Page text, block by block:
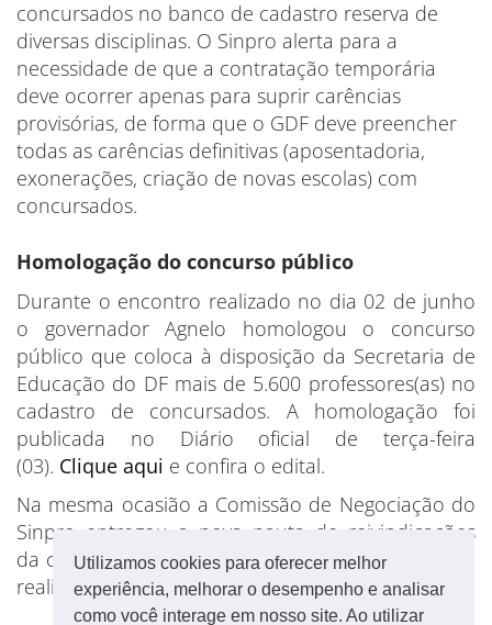
Utilizamos cookies para oferecer melhor
experiência, melhorar o desempenho e analisar
como você interage em nosso site. Ao utilizar
concursados no banco de cadastro reserva de
diversas disciplinas. O Sinpro alerta para a
necessidade de que a contratação temporária
deve ocorrer apenas para suprir carências
provisórias, de forma que o GDF deve preencher
todas as carências definitivas (aposentadoria,
exonerações, criação de novas escolas) com
concursados.
Homologação do concurso público
Durante o encontro realizado no dia 02 de junho
o governador Agnelo homologou o concurso
público que coloca à disposição da Secretaria de
Educação do DF mais de 5.600 professores(as) no
cadastro de concursados. A homologação foi
publicada no Diário oficial de terça-feira
(03). Clique aqui e confira o edital.
Na mesma ocasião a Comissão de Negociação do
Sinpro entregou a nova pauta de reivindicações
da categoria, construída durante assembleia geral
realizada no dia 7 de maio.